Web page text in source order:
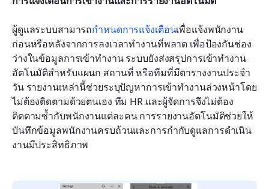
ผู้ดูแลระบบสามารถกำหนดการแจ้งเตือนเพื่อแจ้งพนักงาน
ก่อนหรือหลังจากการลงเวลาทำงานที่พลาด เพื่อป้องกันช่อง
ว่างในข้อมูลการเข้าทำงาน ระบบยังส่งสรุปการเข้าทำงาน
อัตโนมัติสำหรับแผนก สถานที่ หรือทีมที่มีตารางงานประจำ
วัน รายงานเหล่านี้ช่วยระบุปัญหาการเข้าทำงานล่วงหน้าโดย
ไม่ต้องติดตามด้วยตนเอง ทีม HR และผู้จัดการจึงไม่ต้อง
ติดตามซ้ำกับพนักงานแต่ละคน การรายงานอัตโนมัติช่วยให้
บันทึกข้อมูลพนักงานครบถ้วนและการกำกับดูแลการดำเนิน
งานมีประสิทธิภาพ